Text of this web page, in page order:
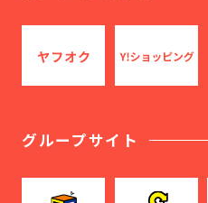
グループサイト